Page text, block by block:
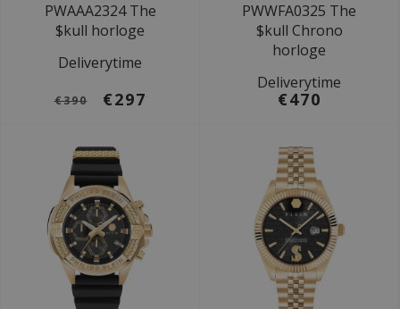
PWAAA2324 The
$kull horloge
Deliverytime
€390 €297
PWWFA0325 The
$kull Chrono
horloge
Deliverytime
€470